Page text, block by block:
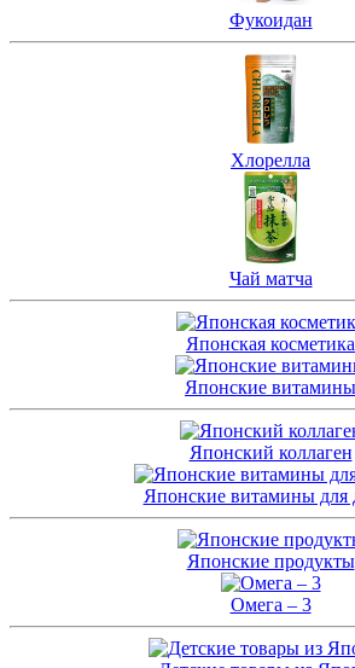
Фукоидан
Хлорелла
Чай матча
Японская косметика
Японские витамины
Японский коллаген
Японские витамины для
Японские продукты
Омега – 3